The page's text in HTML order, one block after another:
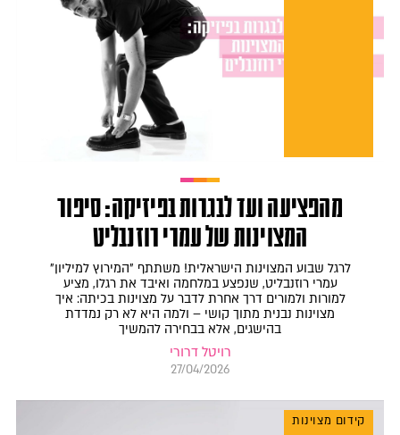
מהפציעה ועד לבגרות בפיזיקה: סיפור
המצוינות של עמרי רוזנבליט
לרגל שבוע המצוינות הישראלית! משתתף "המירוץ למיליון"
עמרי רוזנבליט, שנפצע במלחמה ואיבד את רגלו, מציע
למורות ולמורים דרך אחרת לדבר על מצוינות בכיתה: איך
מצוינות נבנית מתוך קושי – ולמה היא לא רק נמדדת
בהישגים, אלא בבחירה להמשיך
רויטל דרורי
27/04/2026
קידום מצוינות